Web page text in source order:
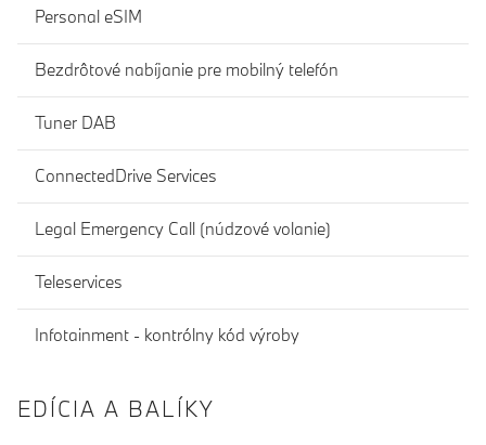
Personal eSIM
Bezdrôtové nabíjanie pre mobilný telefón
Tuner DAB
ConnectedDrive Services
Legal Emergency Call (núdzové volanie)
Teleservices
Infotainment - kontrólny kód výroby
EDÍCIA A BALÍKY